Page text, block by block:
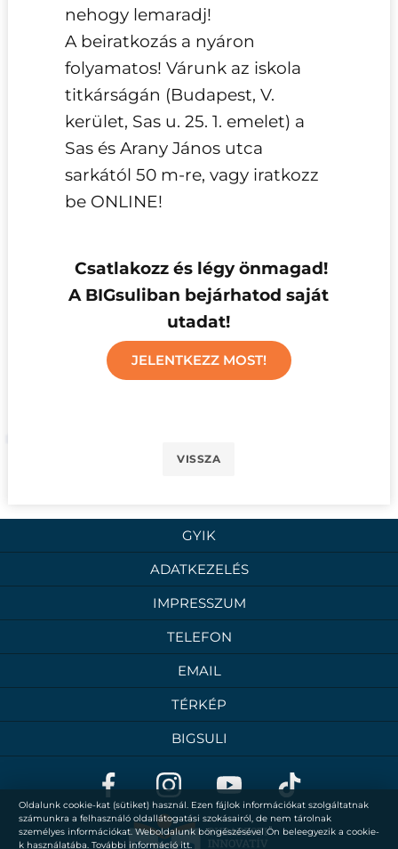
nehogy lemaradj!
A beiratkozás a nyáron
folyamatos! Várunk az iskola
titkárságán (Budapest, V.
kerület, Sas u. 25. 1. emelet) a
Sas és Arany János utca
sarkától 50 m-re, vagy iratkozz
be ONLINE!
Csatlakozz és légy önmagad!
A BIGsuliban bejárhatod saját
utadat!
JELENTKEZZ MOST!
VISSZA
Oldalunk cookie-kat (sütiket) használ. Ezen fájlok információkat szolgáltatnak
számunkra a felhasználó oldallátogatási szokásairól, de nem tárolnak
személyes információkat. Weboldalunk böngészésével Ön beleegyezik a cookie-
k használatába. További információitt.
GYIK
ADATKEZELÉS
IMPRESSZUM
TELEFON
EMAIL
TÉRKÉP
BIGSULI